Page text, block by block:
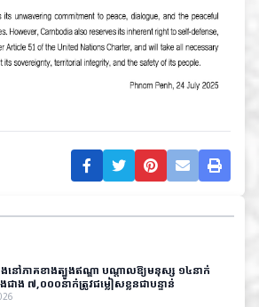
ងនៅភាគខាងត្បូងឥណ្ឌា បណ្តាលឱ្យមនុស្ស ១៤នាក់
ាង ៧,០០០នាក់ត្រូវជម្លៀសខ្លួនជាបន្ទាន់